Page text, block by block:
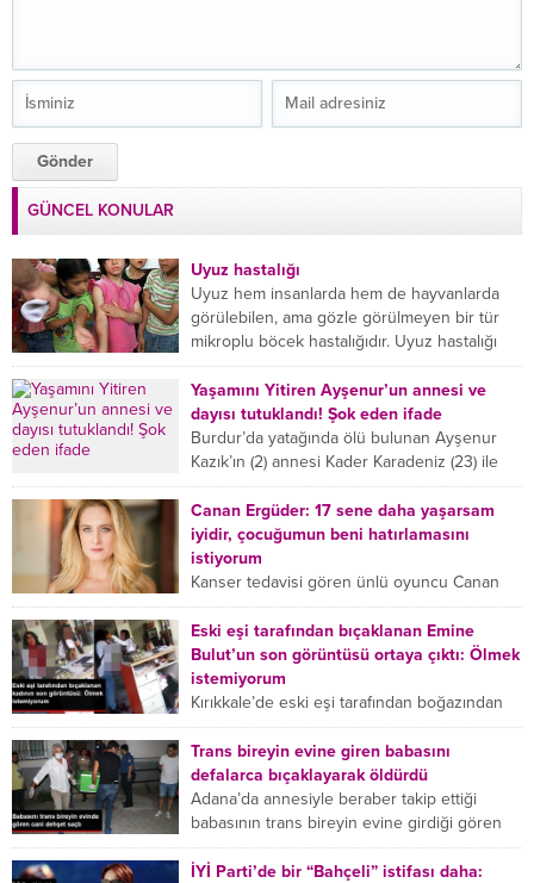
GÜNCEL KONULAR
Uyuz hastalığı
Uyuz hem insanlarda hem de hayvanlarda
görülebilen, ama gözle görülmeyen bir tür
mikroplu böcek hastalığıdır. Uyuz hastalığı
(Urticaria), deride veya...
Yaşamını Yitiren Ayşenur’un annesi ve
dayısı tutuklandı! Şok eden ifade
Burdur’da yatağında ölü bulunan Ayşenur
Kazık’ın (2) annesi Kader Karadeniz (23) ile
dayısı Hızır Tunç Çetinkaya (19) tutuklandı.
Çetinkaya, ifadesinde...
Canan Ergüder: 17 sene daha yaşarsam
iyidir, çocuğumun beni hatırlamasını
istiyorum
Kanser tedavisi gören ünlü oyuncu Canan
Ergüder, hastalık sürecini anlattı: Meme
kanserine yakalanan ünlü oyuncu Canan
Ergüder aklıma ilk ölümün...
Eski eşi tarafından bıçaklanan Emine
Bulut’un son görüntüsü ortaya çıktı: Ölmek
istemiyorum
Kırıkkale’de eski eşi tarafından boğazından
bıçaklanan Emine Bulut’un “Ben ölmek
istemiyorum” demesi ve yanında bulunan 10
yaşındaki kızının “Anne lütfen...
Trans bireyin evine giren babasını
defalarca bıçaklayarak öldürdü
Adana’da annesiyle beraber takip ettiği
babasının trans bireyin evine girdiği gören
cani, babasını vücudunun çeşitli yerlerinden
bıçaklayarak öldürdü. Adana’da bir...
İYİ Parti’de bir “Bahçeli” istifası daha: